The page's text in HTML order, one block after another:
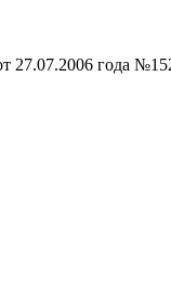
27.07.2006 года